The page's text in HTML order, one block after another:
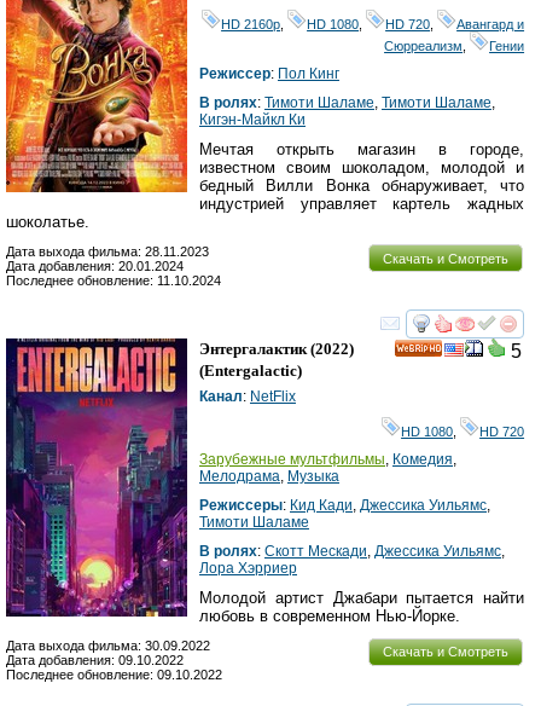
HD 2160р HD 1080 HD 720
Авангард и
Сюрреализм
Гении
Режиссер: Пол Кинг
В ролях: Тимоти Шаламе, Тимоти Шаламе,
Кигэн-Майкл Ки
Мечтая открыть магазин в городе,
известном своим шоколадом, молодой и
бедный Вилли Вонка обнаруживает, что
индустрией управляет картель жадных
шоколатье.
Скачать и Смотреть
Дата выхода фильма: 28.11.2023
Дата добавления: 20.01.2024
Последнее обновление: 11.10.2024
смотреть
5
Энтергалактик(2022)
(Entergalactic)
Канал: NetFlix
HD 1080 HD 720
Зарубежные мультфильмы, Комедия,
Мелодрама, Музыка
Режиссеры: Кид Кади, Джессика Уильямс,
Тимоти Шаламе
В ролях: Скотт Мескади, Джессика Уильямс,
Лора Хэрриер
Молодой артист Джабари пытается найти
любовь в современном Нью-Йорке.
Скачать и Смотреть
Дата выхода фильма: 30.09.2022
Дата добавления: 09.10.2022
Последнее обновление: 09.10.2022